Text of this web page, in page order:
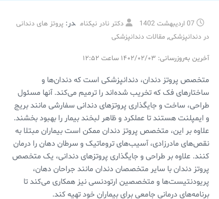
07 اردیبهشت 1402 دکتر نادر نیکنام در: پروتز های دندانی
در دندانپزشکی, مقالات دندانپزشکی
آخرین به‌روزرسانی: ۱۴۰۲/۰۲/۰۳ ساعت ۱۲:۵۲
متخصص پروتز دندان، دندانپزشکی است که دندان‌ها و
ساختارهای فک که تخریب شده‌اند را ترمیم می‌کند. آنها مسئول
طراحی، ساخت و جایگذاری پروتزهای دندانی سفارشی مانند بریج
و ایمپلنت هستند تا عملکرد و ظاهر لبخند بیمار را بهبود بخشند.
علاوه بر این، متخصص پروتز دندان ممکن است بیماران مبتلا به
نقص‌های مادرزادی، آسیب‌های تروماتیک و سرطان دهان را درمان
کنند. علاوه بر طراحی و جایگذاری پروتزهای دندانی، یک متخصص
پروتز دندان با سایر متخصصان دندان مانند جراحان دهان،
پریودنتیست‌ها و متخصصین ارتودنسی نیز همکاری می‌کند تا
برنامه‌های درمانی جامعی برای بیماران خود تهیه کند.